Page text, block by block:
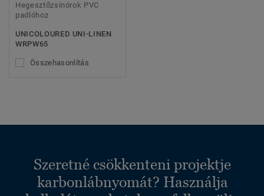
Hegesztőzsinórok PVC
padlóhoz
UNICOLOURED UNI-LINEN
WRPW65
Összehasonlítás
Szeretné csökkenteni projektje
karbonlábnyomát? Használja